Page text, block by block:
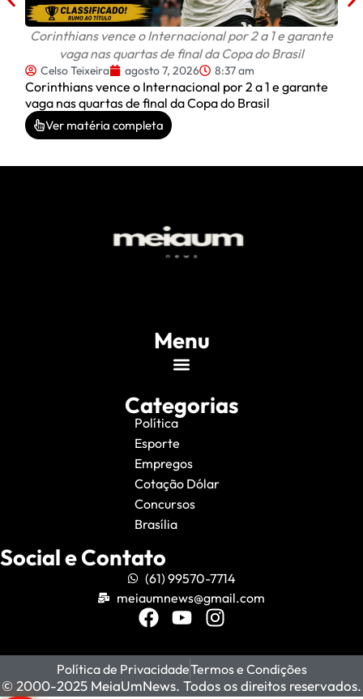
Corinthians vence o Internacional por 2 a 1 e garante
vaga nas quartas de final da Copa do Brasil
Celso Teixeira agosto 7, 2026 8:37 am
Corinthians vence o Internacional por 2 a 1 e garante
vaga nas quartas de final da Copa do Brasil
Ver matéria completa
Menu
Categorias
Política
Esporte
Empregos
Cotação Dólar
Concursos
Brasília
Social e Contato
(61) 99570-7714
meiaumnews@gmail.com
Política de PrivacidadeTermos e Condições
© 2000-2025 MeiaUmNews. Todos os direitos reservados.